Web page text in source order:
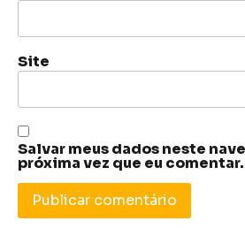
Site
Salvar meus dados neste
próxima vez que eu comentar.